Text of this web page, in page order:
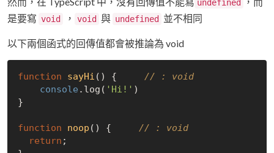
undefined
是要寫 void ， void 與 undefined 並不相同
以下兩個函式的回傳值都會被推論為 void
function sayHi ( ) { // : void
console .log( 'Hi!' )
}
function noop ( ) { // : void
return ;